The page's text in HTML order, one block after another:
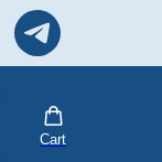
Cart